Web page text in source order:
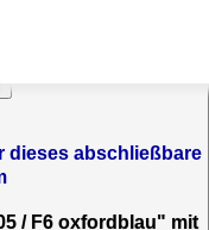
dieses abschließbare
/ F6 oxfordblau" mit